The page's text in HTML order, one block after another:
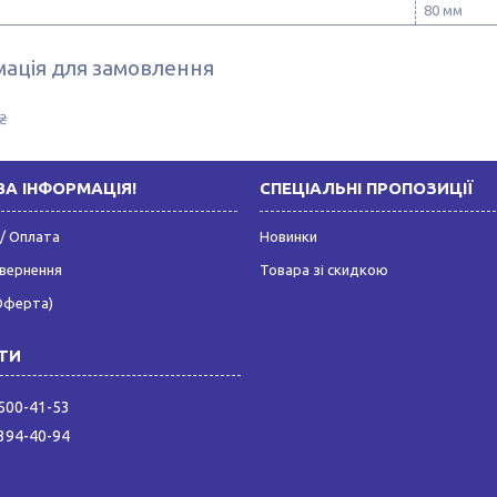
80 мм
для замовлення
ІНФОРМАЦІЯ!
Оплата
СПЕЦІАЛЬНІ ПРОПОЗИЦІЇ
Новинки
Товара зі скидкою
41-53
40-94